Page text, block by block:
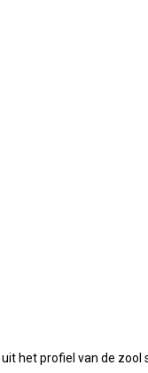
het profiel van de zool